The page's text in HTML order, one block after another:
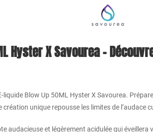
Hyster X Savourea –
liquide Blow Up 50ML Hyster X Savourea.
unique repousse les limites de l’audace
audacieuse et légèrement acidulée qui